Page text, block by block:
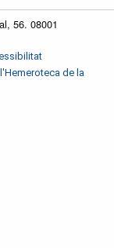
56. 08001
de la